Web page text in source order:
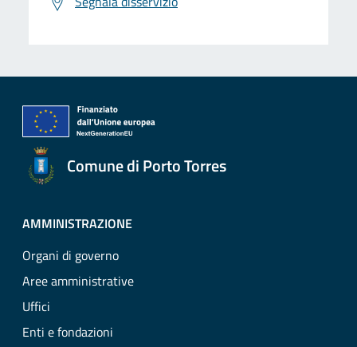
Comune di Porto Torres
AMMINISTRAZIONE
Organi di governo
Aree amministrative
Uffici
Enti e fondazioni